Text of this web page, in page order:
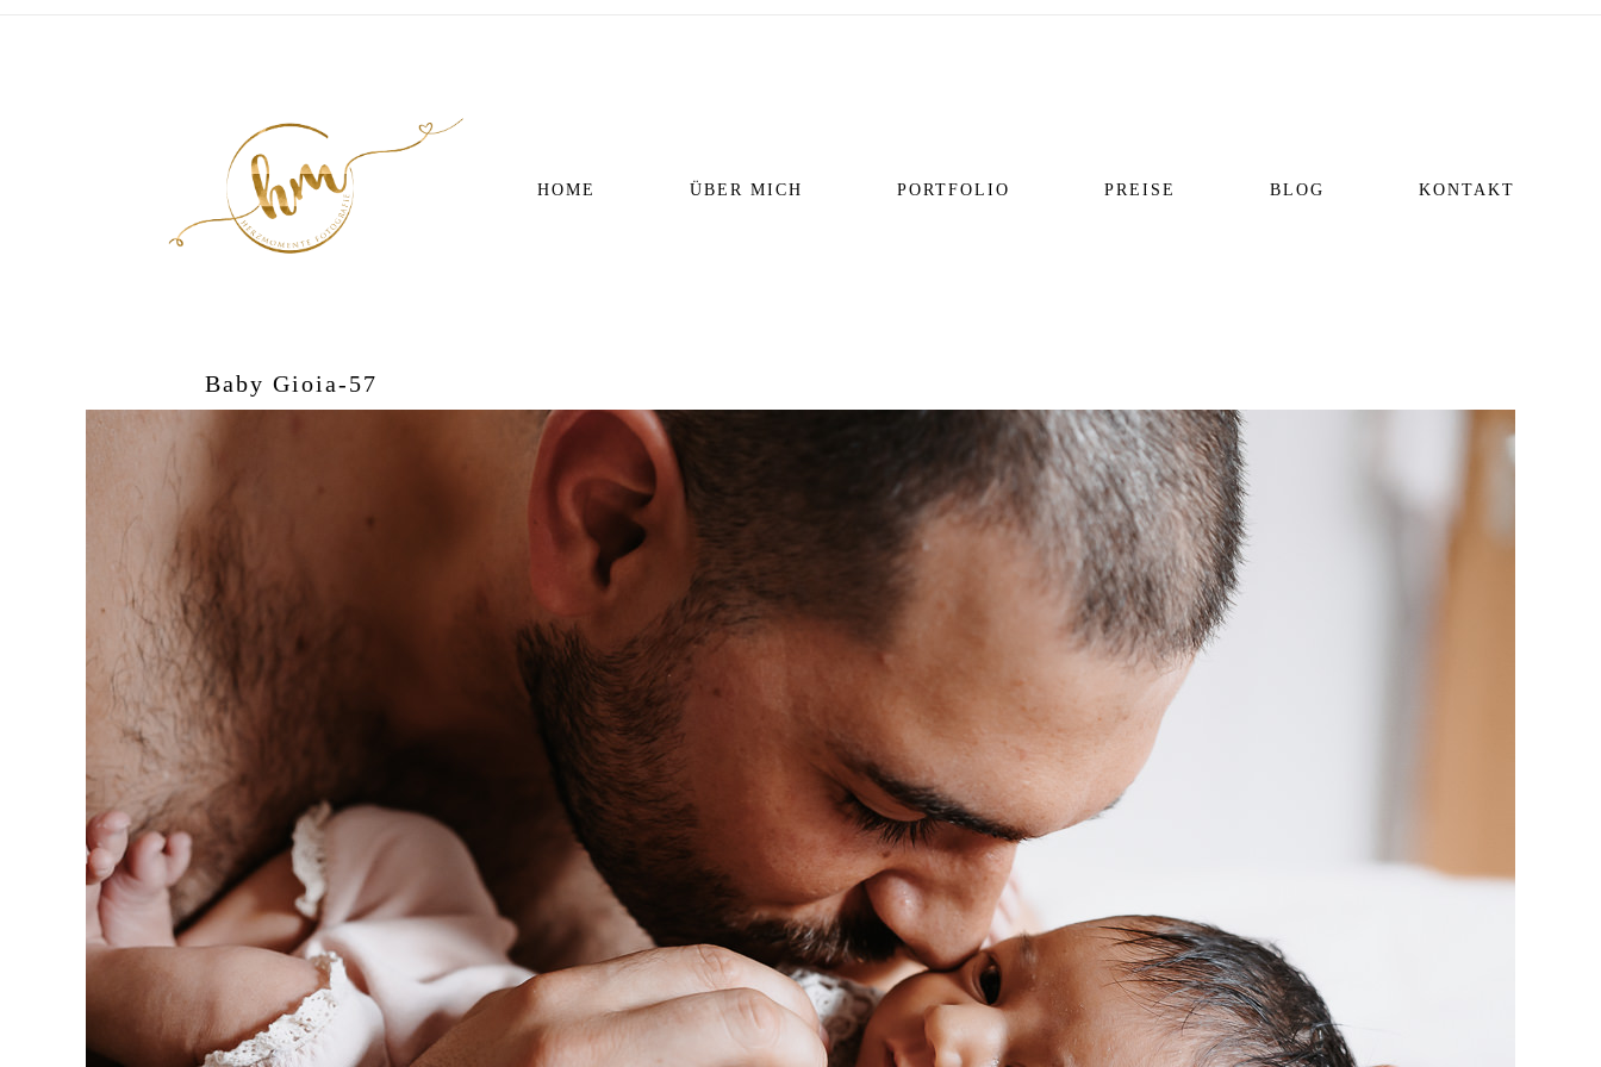
HOME ÜBER MICH PORTFOLIO PREISE BLOG KONTAKT
Baby Gioia-57